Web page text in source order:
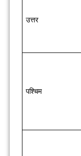
उत्तर
पश्चिम